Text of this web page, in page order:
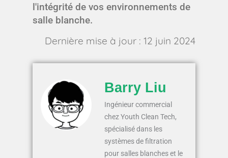
l'intégrité de vos environnements de
salle blanche.
Dernière mise à jour : 12 juin 2024
Barry Liu
Ingénieur commercial
chez Youth Clean Tech,
spécialisé dans les
systèmes de filtration
pour salles blanches et le